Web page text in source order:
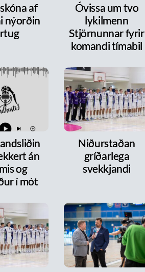
af
nýorðin
Óvissa um tvo
lykilmenn
Stjörnunnar fyrir
komandi tímabil
án
og
í mót
Niðurstaðan
gríðarlega
svekkjandi